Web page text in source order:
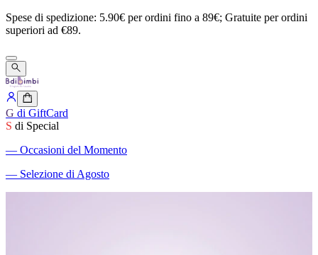
Spese di spedizione: 5.90€ perordini fino a 89€; Gratuite perordini
superiori ad €89.
G di GiftCard
S di Special
― Occasioni del Momento
― Selezione di Agosto